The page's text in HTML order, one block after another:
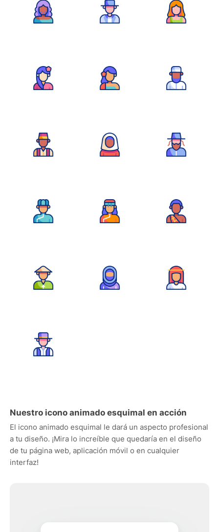
Nuestro icono animado esquimal en acción
El icono animado esquimal le dará un aspecto profesional
a tu diseño. ¡Mira lo increíble que quedaría en el diseño
de tu página web, aplicación móvil o en cualquier
interfaz!